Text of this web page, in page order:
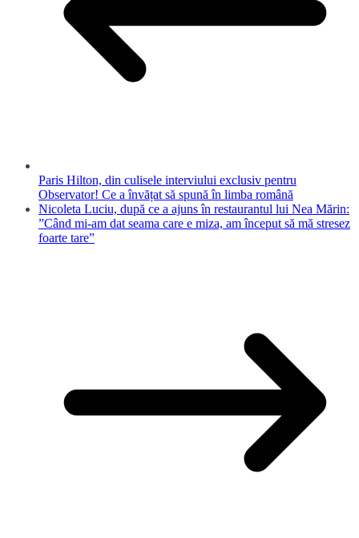
Paris Hilton, din culisele interviului exclusiv pentru
Observator! Ce a învățat să spună în limba română
Nicoleta Luciu, după ce a ajuns în restaurantul lui Nea Mărin:
”Când mi-am dat seama care e miza, am început să mă stresez
foarte tare”